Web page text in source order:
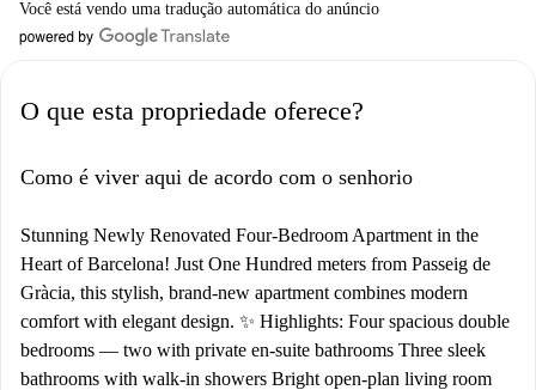
Você está vendo uma tradução automática do anúncio
O que esta propriedade oferece?
Como é viver aqui de acordo com o senhorio
Stunning Newly Renovated Four-Bedroom Apartment in the
Heart of Barcelona! Just One Hundred meters from Passeig de
Gràcia, this stylish, brand-new apartment combines modern
comfort with elegant design. ✨ Highlights: Four spacious double
bedrooms — two with private en-suite bathrooms Three sleek
bathrooms with walk-in showers Bright open-plan living room